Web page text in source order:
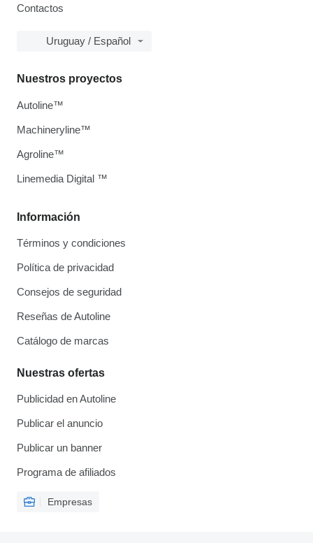
Contactos
Uruguay / Español
Información
Términos y condiciones
Política de privacidad
Consejos de seguridad
Reseñas de Autoline
Catálogo de marcas
Nuestras ofertas
Publicidad en Autoline
Publicar el anuncio
Publicar un banner
Programa de afiliados
Empresas
Nuestros proyectos
Autoline™
Machineryline™
Agroline™
Linemedia Digital ™